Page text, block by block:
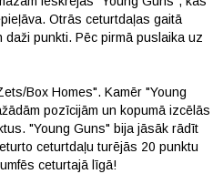
Otrās ceturtdaļas gaitā
punkti. Pēc pirmā puslaika uz
Box Homes". Kamēr "Young
pozīcijām un kopumā izcēlās
"Young Guns" bija jāsāk rādīt
ceturtdaļu turējās 20 punktu
ceturtajā līgā!